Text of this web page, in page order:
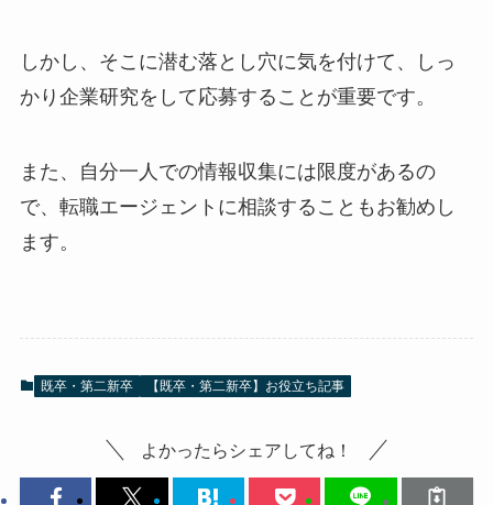
しかし、そこに潜む落とし穴に気を付けて、しっ
かり企業研究をして応募することが重要です。
また、自分一人での情報収集には限度があるの
で、転職エージェントに相談することもお勧めし
ます。
既卒・第二新卒 【既卒・第二新卒】お役立ち記事
よかったらシェアしてね！